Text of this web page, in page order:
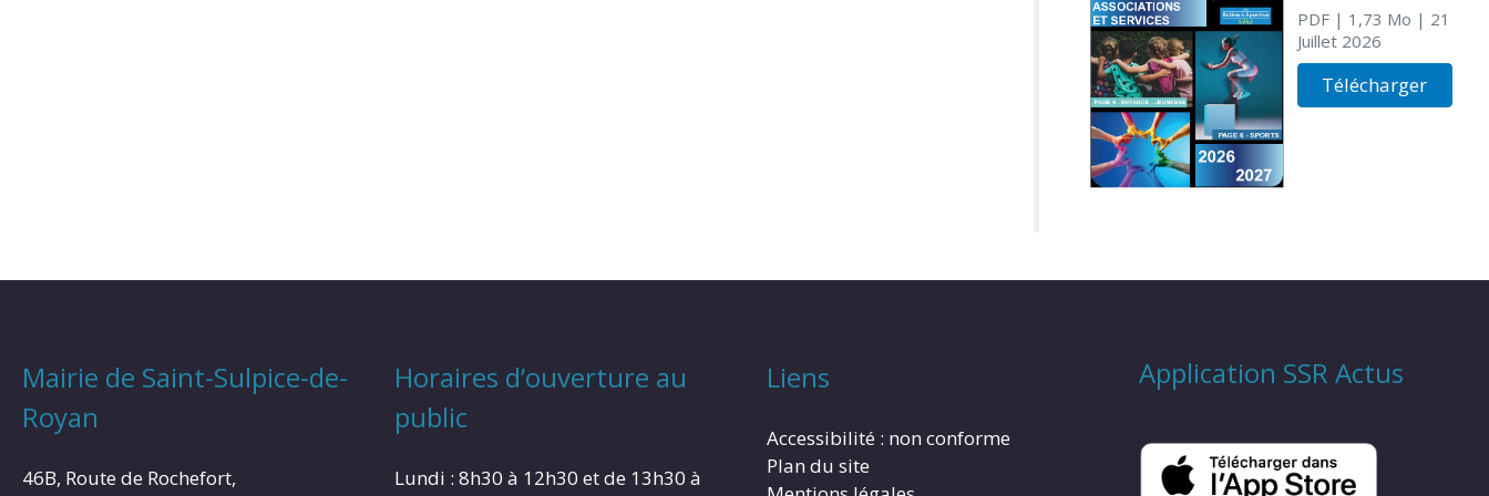
PDF| 1,73 Mo | 21
Juillet 2026
Télécharger
Mairie de Saint-Sulpice-de-
Royan
46B, Route de Rochefort,
Horaires d’ouverture au
public
Lundi : 8h30 à 12h30 et de 13h30 à
Liens
Accessibilité : non conforme
Plan du site
Application SSR Actus